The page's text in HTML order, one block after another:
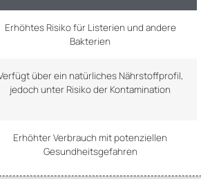
Erhöhtes Risiko für Listerien und andere
Bakterien
über ein natürliches Nährstoffprofil,
jedoch unter Risiko der Kontamination
Erhöhter Verbrauch mit potenziellen
Gesundheitsgefahren